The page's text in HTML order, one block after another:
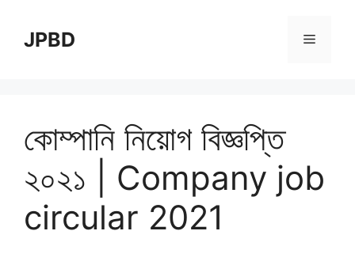
contentJPBD Menu
কোম্পানি নিয়োগ বিজ্ঞপ্তি
২০২১ | Company job
circular 2021